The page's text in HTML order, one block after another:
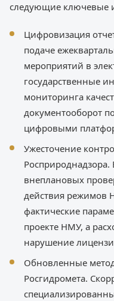
следующие ключевые
Цифровизация
подаче
мероприятий в
государственные
мониторинга
документооборот
цифровыми
Ужесточение
внеплановых
действия режимов
фактические
проекте НМУ, а
нарушение
Обновленные
Росгидромета.